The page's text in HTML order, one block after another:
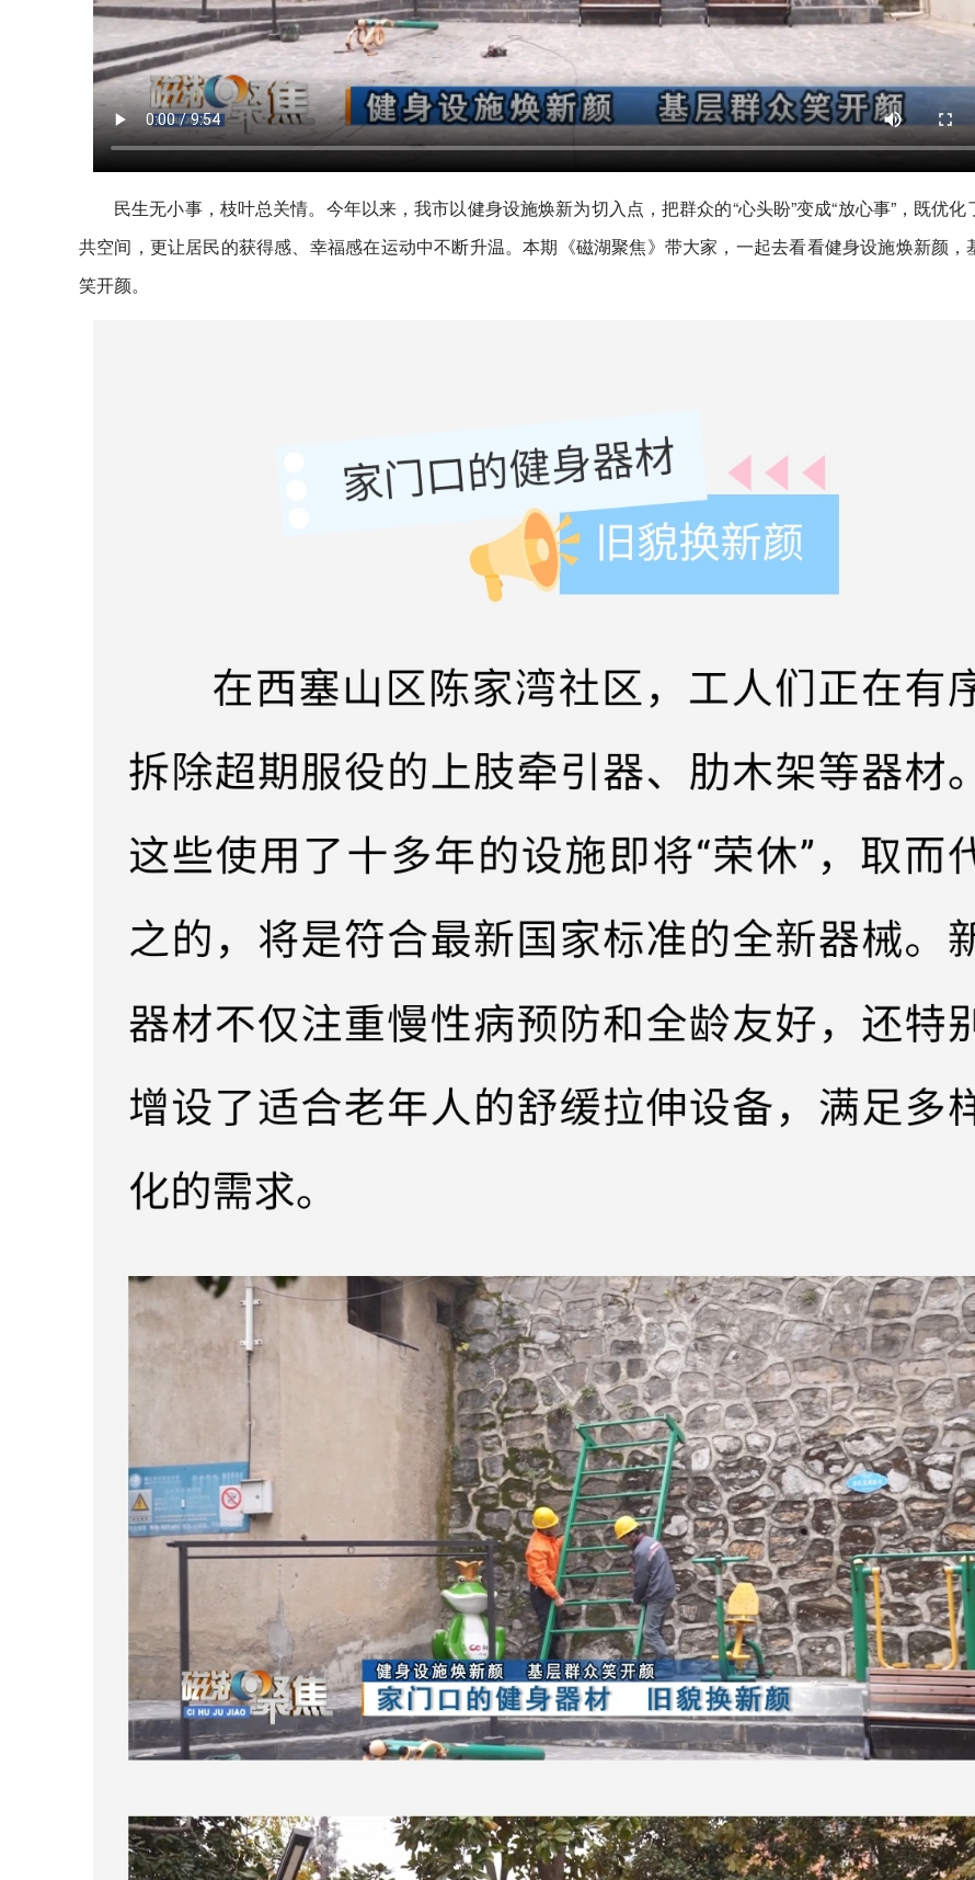
民生无小事，枝叶总关情。今年以来，我市以健身设施焕新为切入点，把群众的“心头盼”变成“放心事”，既优化
共空间，更让居民的获得感、幸福感在运动中不断升温。本期《磁湖聚焦》带大家，一起去看看健身设施焕新颜，
笑开颜。